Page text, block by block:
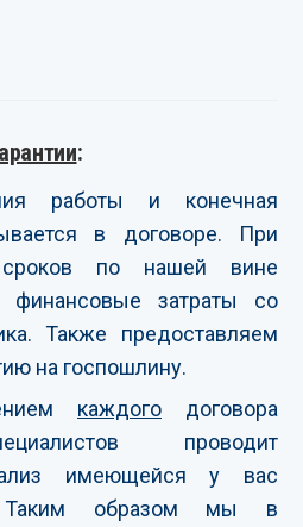
:
работы и конечная
в договоре. При
сроков по нашей вине
затраты со
Также предоставляем
на госпошлину.
каждого договора
проводит
имеющейся у вас
Таким образом мы в